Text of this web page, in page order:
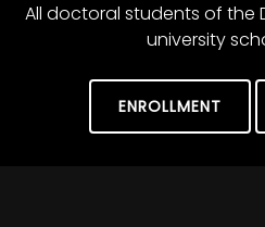
All doctoral students of the
university
ENROLLMENT